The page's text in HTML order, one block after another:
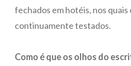
fechados em hotéis, nos quais
continuamente testados.
Como é que os olhos do